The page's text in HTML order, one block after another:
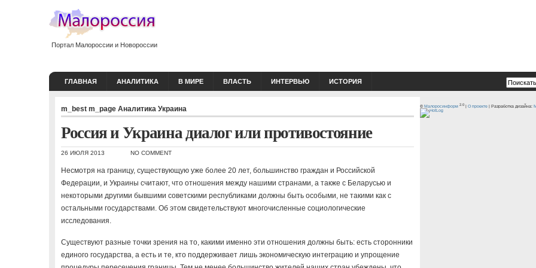
Портал Малороссии и Новороссии
ГЛАВНАЯ АНАЛИТИКА В МИРЕ ВЛАСТЬ ИНТЕРВЬЮ ИСТОРИЯ
m_best m_page Аналитика Украина
Россия и Украина диалог или противостояние
26 ИЮЛЯ 2013 NO COMMENT
Несмотря на границу, существующую уже более 20 лет, большинство граждан и Российской
Федерации, и Украины считают, что отношения между нашими странами, а также с Беларусью и
некоторыми другими бывшими советскими республиками должны быть особыми, не такими как с
остальными государствами. Об этом свидетельствуют многочисленные социологические
исследования.
Существуют разные точки зрения на то, какими именно эти отношения должны быть: есть сторонники
единого государства, а есть и те, кто поддерживает лишь экономическую интеграцию и упрощение
© Малоросинформ 2.0 О проекте | Разработка дизайна: